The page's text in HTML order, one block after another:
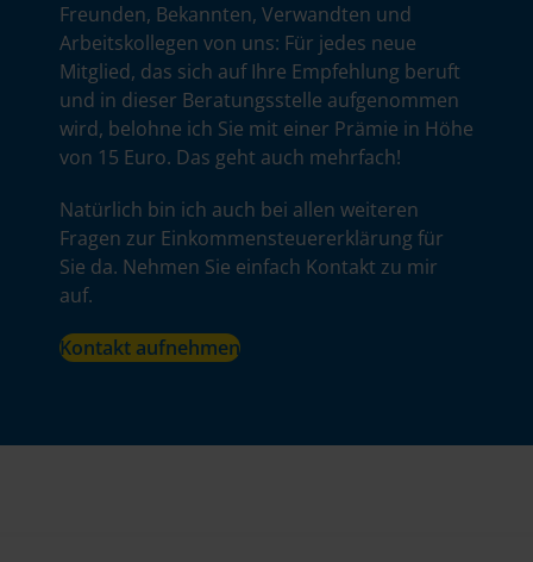
Freunden, Bekannten, Verwandten und
Arbeitskollegen von uns: Für jedes neue
Mitglied, das sich auf Ihre Empfehlung beruft
und in dieser Beratungsstelle aufgenommen
wird, belohne ich Sie mit einer Prämie in Höhe
von 15 Euro. Das geht auch mehrfach!
Natürlich bin ich auch bei allen weiteren
Fragen zur Einkommensteuererklärung für
Sie da. Nehmen Sie einfach Kontakt zu mir
auf.
Kontakt aufnehmen